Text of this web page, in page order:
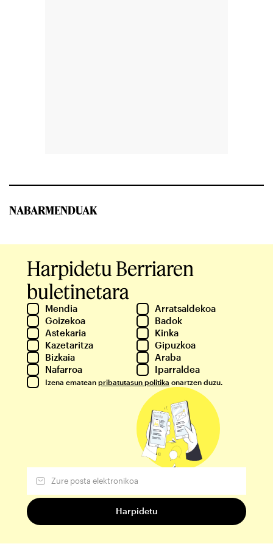
NABARMENDUAK
Harpidetu Berriaren
buletinetara
Mendia
Arratsaldekoa
Goizekoa
Badok
Astekaria
Kinka
Kazetaritza
Gipuzkoa
Bizkaia
Araba
Nafarroa
Iparraldea
Izena ematean pribatutasun politika onartzen duzu.